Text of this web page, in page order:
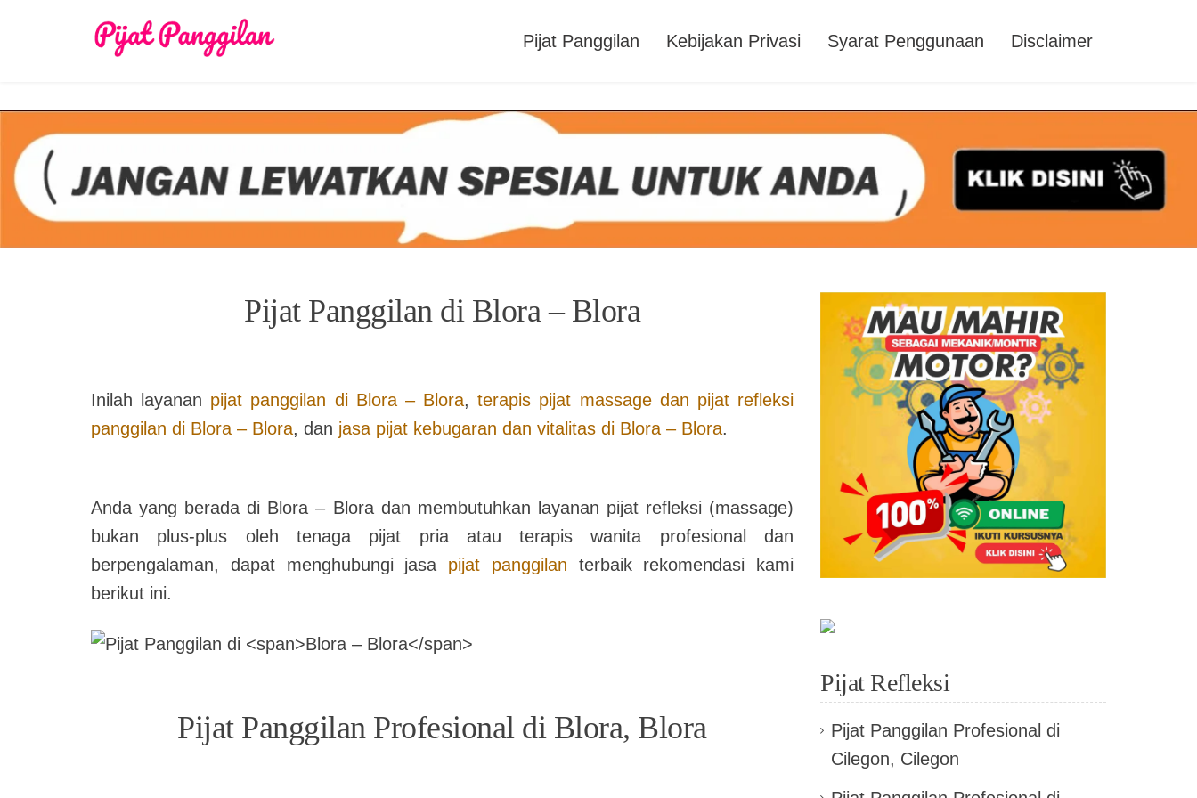
Pijat Panggilan Kebijakan Privasi Syarat Penggunaan Disclaimer
Pijat Panggilan di Blora – Blora
Inilah layanan pijat panggilan di Blora – Blora,terapis pijat massage dan pijat refleksi
panggilan di Blora – Blora, dan jasa pijat kebugaran dan vitalitas di Blora – Blora.
Anda yang berada di Blora – Bloradan membutuhkan layanan pijat refleksi (massage)
bukan plus-plus oleh tenaga pijat pria atau terapis wanita profesional dan
berpengalaman, dapat menghubungi jasa pijat panggilan terbaik rekomendasi kami
berikut ini.
Pijat Panggilan Profesional di Blora, Blora
Pijat Refleksi
Pijat Panggilan Profesional di
Cilegon, Cilegon